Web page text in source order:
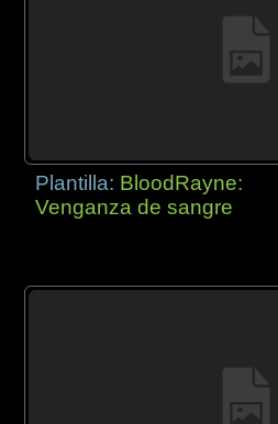
Plantilla: BloodRayne:
Venganza de sangre